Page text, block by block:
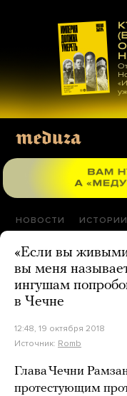
материалам
НОВОСТИ ИСТОРИИ
«Если вы
вы меня
ингушам
в Чечне
12:48, 19 октября 2018
Источник: Romb
Глава Чечни
протестующим